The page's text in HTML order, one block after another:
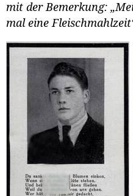
mit der Bemerkung:
mal eine